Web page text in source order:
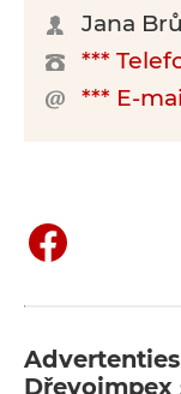
Jana
***
*** E-
Dřevoimpex